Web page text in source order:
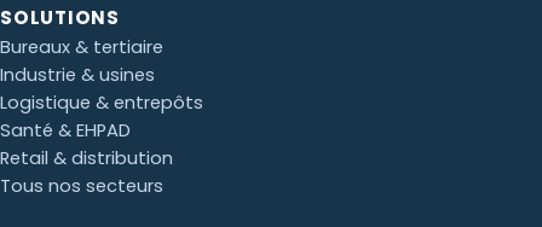
SOLUTIONS
Bureaux & tertiaire
Industrie & usines
Logistique & entrepôts
Santé & EHPAD
Retail & distribution
Tous nos secteurs